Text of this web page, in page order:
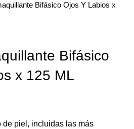
Bifásico Ojos Y Labios x
Bifásico
x 125 ML
de piel, incluidas las más